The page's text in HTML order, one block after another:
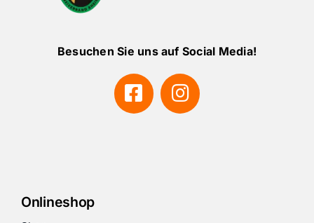
Besuchen Sie uns auf Social Media!
Onlineshop